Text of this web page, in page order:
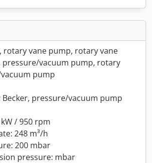
rotary vane pump, rotary vane
pressure/vacuum pump, rotary
pump
pressure/vacuum pump
/ 950 rpm
248 m³/h
200 mbar
pressure: mbar